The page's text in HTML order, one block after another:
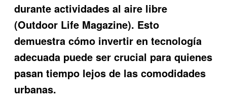
durante actividades al aire libre
(Outdoor Life Magazine). Esto
demuestra cómo invertir en tecnología
adecuada puede ser crucial para quienes
pasan tiempo lejos de las comodidades
urbanas.